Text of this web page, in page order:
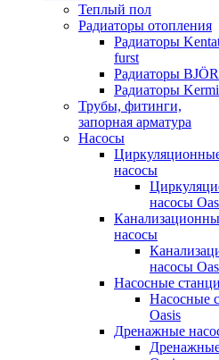
Теплый пол
Радиаторы отопления
Радиаторы
furst
Радиаторы
Радиаторы Kermi
Трубы, фитинги,
запорная арматура
Насосы
насосы
насосы
насосы
насосы
Насосные
Насосные
Oasis
Дренажные